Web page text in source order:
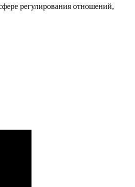
регулирования отношений,